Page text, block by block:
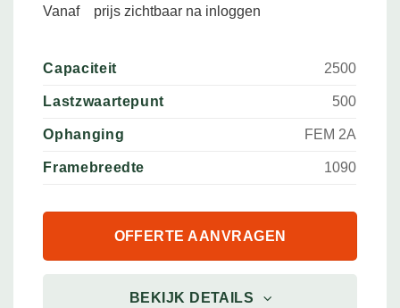
Vanaf prijs zichtbaar na inloggen
Capaciteit 2500
Lastzwaartepunt 500
Ophanging FEM 2A
Framebreedte 1090
OFFERTE AANVRAGEN
BEKIJK DETAILS